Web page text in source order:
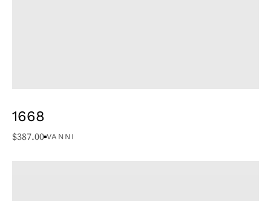
1668
$387.00 VANNI